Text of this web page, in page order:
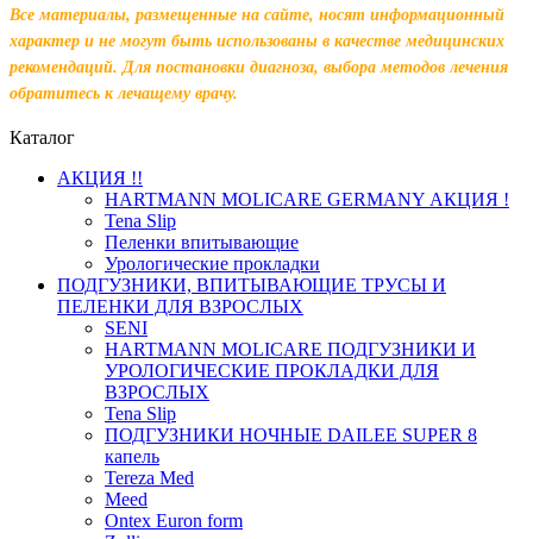
Все материалы, размещенные на сайте, носят информационный
характер и не могут быть использованы в качестве медицинских
рекомендаций. Для постановки диагноза, выбора методов лечения
обратитесь к лечащему врачу.
Каталог
АКЦИЯ !!
HARTMANN MOLICARE GERMANY АКЦИЯ !
Tena Slip
Пеленки впитывающие
Урологические прокладки
ПОДГУЗНИКИ, ВПИТЫВАЮЩИЕ ТРУСЫ И
ПЕЛЕНКИ ДЛЯ ВЗРОСЛЫХ
SENI
HARTMANN MOLICARE ПОДГУЗНИКИ И
УРОЛОГИЧЕСКИЕ ПРОКЛАДКИ ДЛЯ
ВЗРОСЛЫХ
Tena Slip
ПОДГУЗНИКИ НОЧНЫЕ DAILEE SUPER 8
капель
Tereza Med
Meed
Ontex Euron form